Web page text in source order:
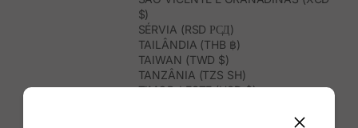
$)
SÉRVIA (RSD РСД)
TAILÂNDIA (THB ฿)
TAIWAN (TWD $)
TANZÂNIA (TZS SH)
TIMOR-LESTE (USD $)